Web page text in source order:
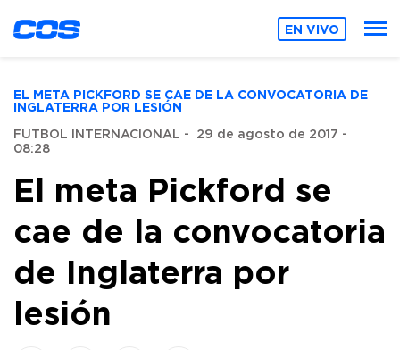
EN VIVO
EL META PICKFORD SE CAE DE LA CONVOCATORIA DE
INGLATERRA POR LESIÓN
FUTBOL INTERNACIONAL - 29 de agosto de 2017 -
08:28
El meta Pickford se
cae de la convocatoria
de Inglaterra por
lesión